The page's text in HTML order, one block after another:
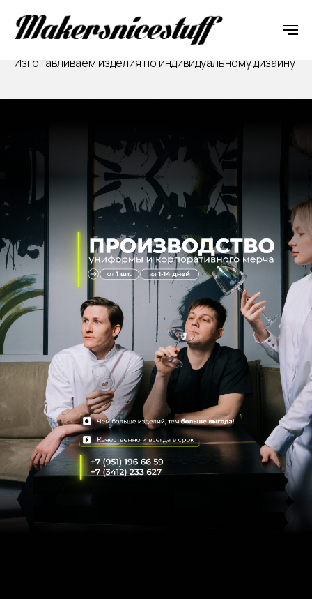
Подберём для вас удобный способ оплаты
Изготавливаем изделия по индивидуальному дизайну